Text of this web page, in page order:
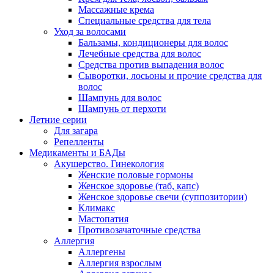
Массажные крема
Специальные средства для тела
Уход за волосами
Бальзамы, кондиционеры для волос
Лечебные средства для волос
Средства против выпадения волос
Сыворотки, лосьоны и прочие средства для
волос
Шампунь для волос
Шампунь от перхоти
Летние серии
Для загара
Репелленты
Медикаменты и БАДы
Акушерство. Гинекология
Женские половые гормоны
Женское здоровье (таб, капс)
Женское здоровье свечи (суппозитории)
Климакс
Мастопатия
Противозачаточные средства
Аллергия
Аллергены
Аллергия взрослым